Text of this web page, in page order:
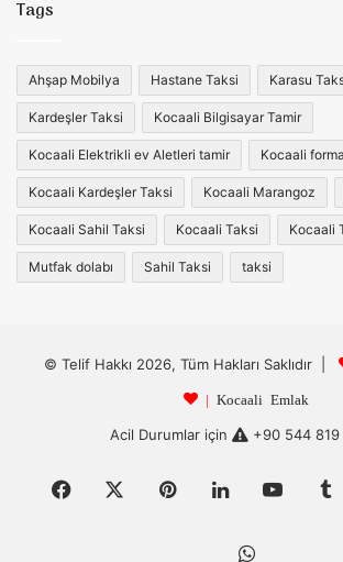
Tags
Ahşap Mobilya Hastane Taksi Karasu
Kardeşler Taksi Kocaali Bilgisayar Tamir
Kocaali Elektrikli ev Aletleri tamir Kocaali
Kocaali Kardeşler Taksi Kocaali Marangoz
Kocaali Sahil Taksi Kocaali Taksi Kocaali
Mutfak dolabı Sahil Taksi taksi
© Telif Hakkı 2026, Tüm Hakları Saklıdır |
| Kocaali Emlak
Acil Durumlar için +90 544
Facebook PinterestLinkedIn
WhatsApp